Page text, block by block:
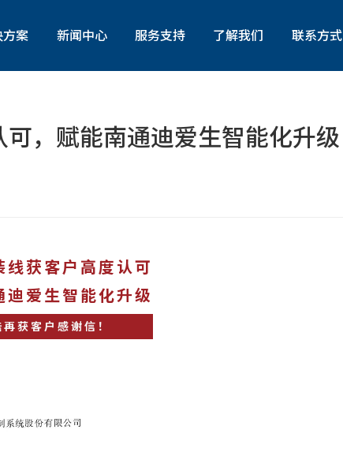
方案 新闻中心 服务支持 了解我们
荣誉资质
联系方式
，赋能南通迪爱生智能化升级
线获客户高度认可
迪爱生智能化升级
获客户感谢信！